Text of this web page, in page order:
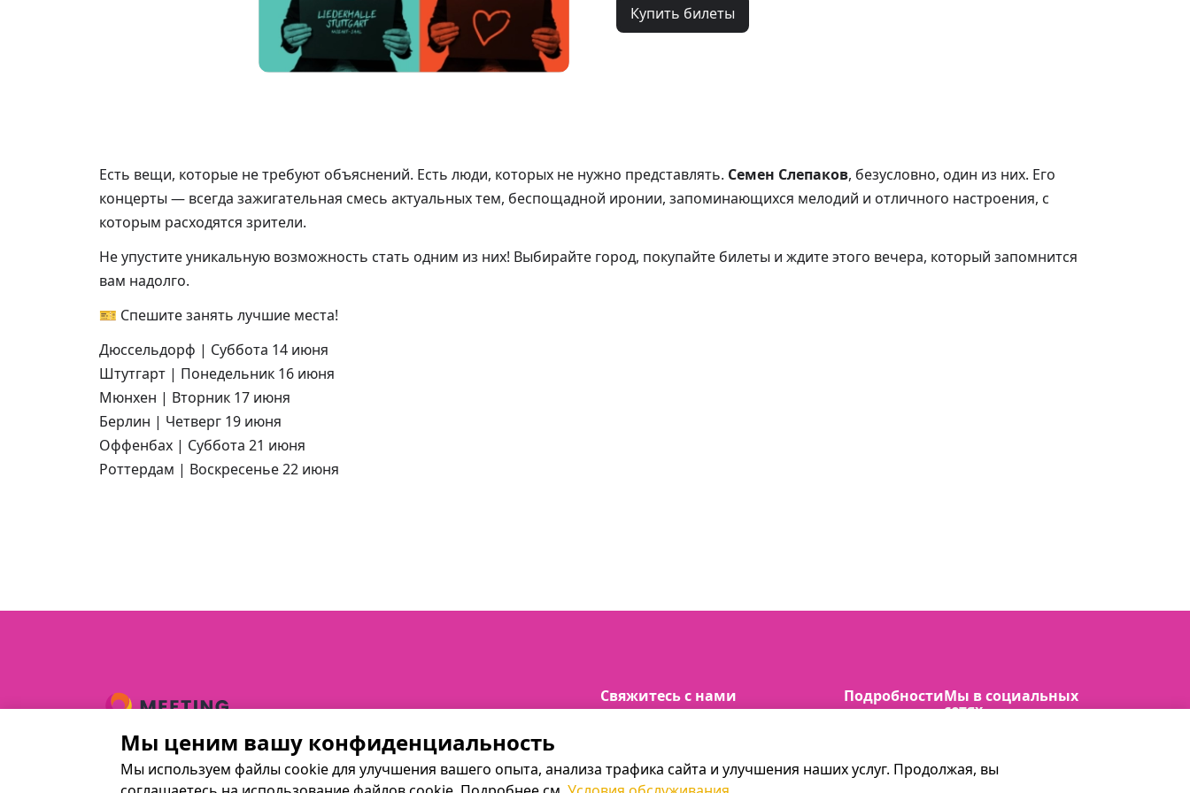
Купить билеты
Есть вещи, которые не требуют объяснений. Есть люди, которых не нужно представлять. Семен Слепаков, безусловно, один из них. Его
концерты — всегда зажигательная смесь актуальных тем, беспощадной иронии, запоминающихся мелодий и отличного настроения, с
которым расходятся зрители.
Не упустите уникальную возможность стать одним из них! Выбирайте город, покупайте билеты и ждите этого вечера, который запомнится
вам надолго.
🎫 Спешите занять лучшие места!
Дюссельдорф | Суббота 14 июня
Штутгарт | Понедельник 16 июня
Мюнхен | Вторник 17 июня
Берлин | Четверг 19 июня
Оффенбах | Суббота 21 июня
Роттердам | Воскресенье 22 июня
Мы ценим вашу конфиденциальность
Мы используем файлы cookie для улучшения вашего опыта, анализа трафика сайта и улучшения наших услуг. Продолжая, вы
© The-meeting-point.com 2025
Свяжитесь с нами
ПодробностиМы в социальных
сетях